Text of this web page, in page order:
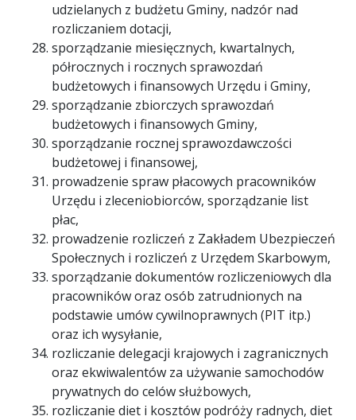
udzielanych z budżetu Gminy, nadzór nad
rozliczaniem dotacji,
sporządzanie miesięcznych, kwartalnych,
półrocznych i rocznych sprawozdań
budżetowych i finansowych Urzędu i Gminy,
sporządzanie zbiorczych sprawozdań
budżetowych i finansowych Gminy,
sporządzanie rocznej sprawozdawczości
budżetowej i finansowej,
prowadzenie spraw płacowych pracowników
Urzędu i zleceniobiorców, sporządzanie list
płac,
prowadzenie rozliczeń z Zakładem Ubezpieczeń
Społecznych i rozliczeń z Urzędem Skarbowym,
sporządzanie dokumentów rozliczeniowych dla
pracowników oraz osób zatrudnionych na
podstawie umów cywilnoprawnych (PIT itp.)
oraz ich wysyłanie,
rozliczanie delegacji krajowych i zagranicznych
oraz ekwiwalentów za używanie samochodów
prywatnych do celów służbowych,
rozliczanie diet i kosztów podróży radnych, diet